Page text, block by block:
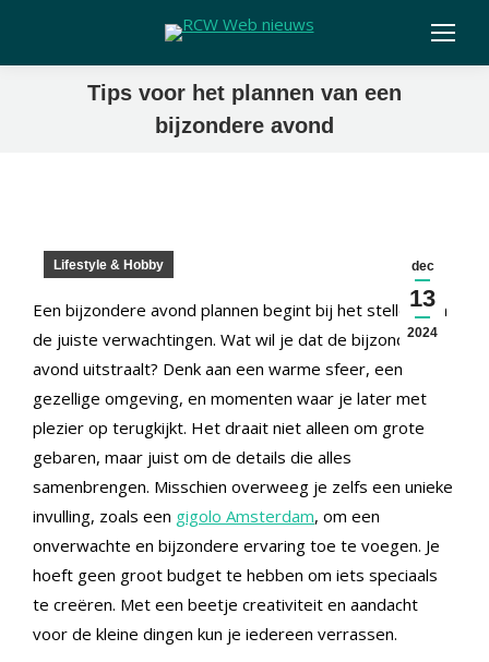
Tips voor het plannen van een
bijzondere avond
dec
13
2024
Lifestyle & Hobby
Een bijzondere avond plannen begint bij het stellen van
de juiste verwachtingen. Wat wil je dat de bijzondere
avond uitstraalt? Denk aan een warme sfeer, een
gezellige omgeving, en momenten waar je later met
plezier op terugkijkt. Het draait niet alleen om grote
gebaren, maar juist om de details die alles
samenbrengen. Misschien overweeg je zelfs een unieke
invulling, zoals een gigolo Amsterdam, om een
onverwachte en bijzondere ervaring toe te voegen. Je
hoeft geen groot budget te hebben om iets speciaals
te creëren. Met een beetje creativiteit en aandacht
voor de kleine dingen kun je iedereen verrassen.